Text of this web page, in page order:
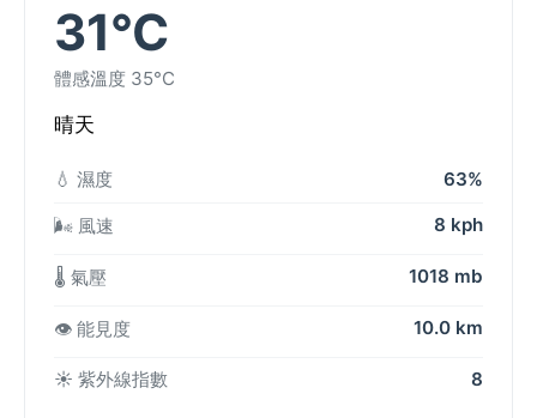
31°C
體感溫度 35°C
晴天
💧 濕度 63%
🌬️ 風速 8 kph
🌡️ 氣壓 1018 mb
👁️ 能見度 10.0 km
☀️ 紫外線指數 8